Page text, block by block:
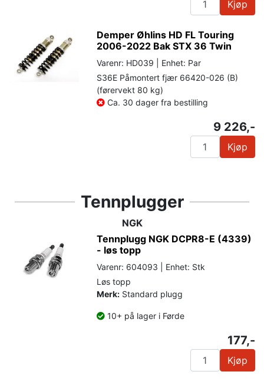
Kjøp
Demper Øhlins HD FL Touring
2006-2022 Bak STX 36 Twin
Varenr: HD039 | Enhet: Par
S36E Påmontert fjær 66420-026 (B)
(førervekt 80 kg)
Ca. 30 dager fra bestilling
9 226,-
Kjøp
Tennplugger
NGK
Tennplugg NGK DCPR8-E (4339)
- løs topp
Varenr: 604093 | Enhet: Stk
Løs topp
Merk: Standard plugg
10+ på lager i Førde
177,-
Kjøp